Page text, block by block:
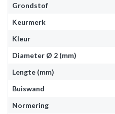
Grondstof
Keurmerk
Kleur
Diameter Ø 2 (mm)
Lengte (mm)
Buiswand
Normering